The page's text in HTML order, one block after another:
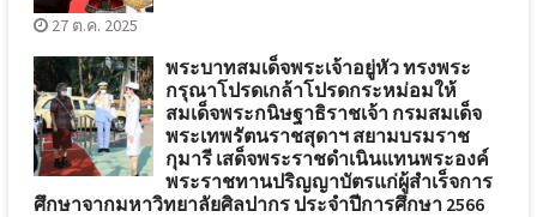
27 ต.ค. 2025
พระบาทสมเด็จพระเจ้าอยู่หัว ทรงพระ
กรุณาโปรดเกล้าโปรดกระหม่อมให้
สมเด็จพระกนิษฐาธิราชเจ้า กรมสมเด็จ
พระเทพรัตนราชสุดาฯ สยามบรมราช
กุมารี เสด็จพระราชดำเนินแทนพระองค์
พระราชทานปริญญาบัตรแก่ผู้สำเร็จการ
ศึกษาจากมหาวิทยาลัยศิลปากร ประจำปีการศึกษา 2566